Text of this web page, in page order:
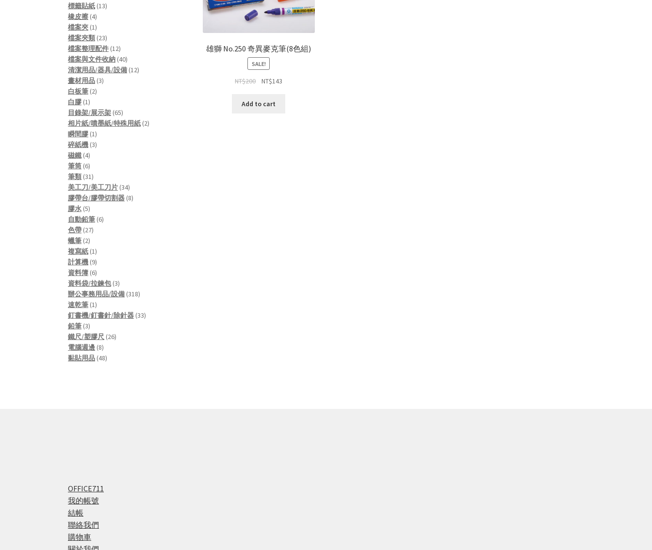
雄獅 No.250 奇異麥克筆(8色組)
SALE!
NT$200 NT$143
Add to cart
標籤貼紙 1313
橡皮擦 44
products
檔案夾 11
product
檔案夾類 2323
products
檔案整理配件 1212
products
檔案與文件收納 4040
products
清潔用品/器具/設備 1212
畫材用品 33
白板筆 22
白膠 11
product
目錄架/展示架 6565
products
相片紙/噴墨紙/特殊用紙 22
瞬間膠 11
product
碎紙機 33
磁鐵 44
products
筆筒 66
products
筆類 3131
products
美工刀/美工刀片 3434
products
膠帶台/膠帶切割器 88
膠水 55
products
自動鉛筆 66
色帶 2727
蠟筆 22
products
複寫紙 11
product
計算機 99
products
資料簿 66
products
資料袋/拉鍊包 33
products
辦公事務用品/設備 318318
速乾筆 11
product
釘書機/釘書針/除針器 3333
鉛筆 33
products
鐵尺/塑膠尺 2626
電腦週邊 88
products
黏貼用品 4848
OFFICE711
我的帳號
結帳
聯絡我們
購物車